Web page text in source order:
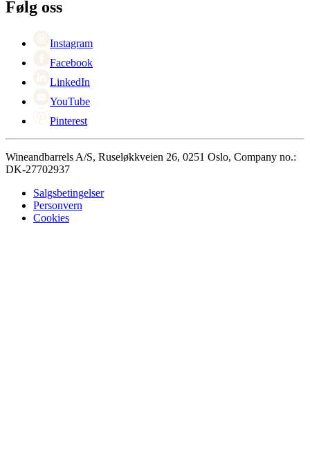
Black Friday
Cyber Monday
Følg oss
Instagram
Facebook
LinkedIn
YouTube
Pinterest
Wineandbarrels A/S, Ruseløkkveien 26, 0251 Oslo, Company no.:
DK-27702937
Salgsbetingelser
Personvern
Cookies